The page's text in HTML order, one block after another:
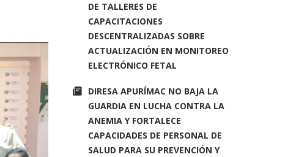
DE TALLERES DE
CAPACITACIONES
DESCENTRALIZADAS SOBRE
ACTUALIZACIÓN EN MONITOREO
ELECTRÓNICO FETAL
DIRESA APURÍMAC NO BAJA LA
GUARDIA EN LUCHA CONTRA LA
ANEMIA Y FORTALECE
CAPACIDADES DE PERSONAL DE
SALUD PARA SU PREVENCIÓN Y